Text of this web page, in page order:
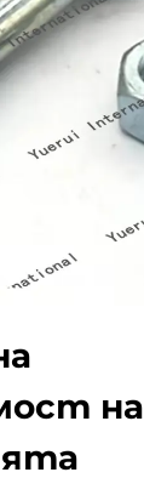
на